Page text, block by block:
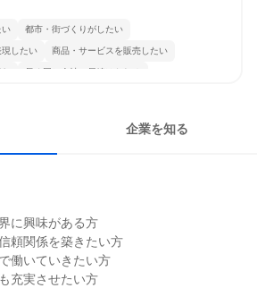
い 都市・街づくりがしたい
したい 商品・サービスを販売したい
長く同じ会社に居続けられる
企業を知る
に興味がある方
頼関係を築きたい方
働いていきたい方
充実させたい方